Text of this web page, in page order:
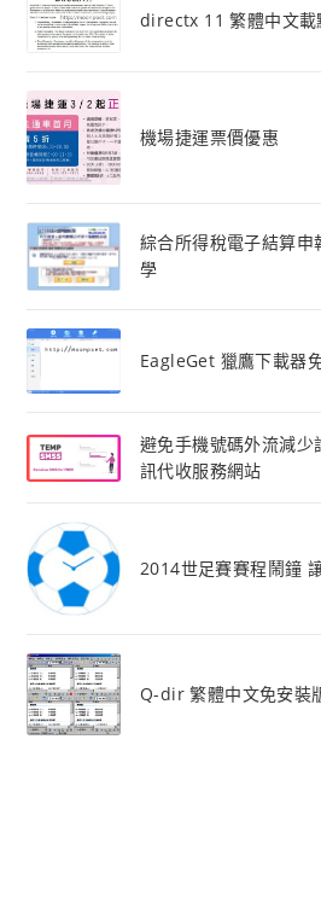
directx 11 繁體中文
機場捷運票價優惠
綜合所得稅電子結算
學
EagleGet 獵鷹下載器
避免手機號碼外流減
訊代收服務網站
2014世足賽賽程鬧鐘
Q-dir 繁體中文免安裝